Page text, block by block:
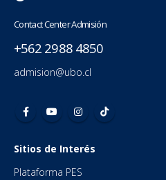
Contact Center Admisión
+562 2988 4850
admision@ubo.cl
Sitios de Interés
Plataforma PES